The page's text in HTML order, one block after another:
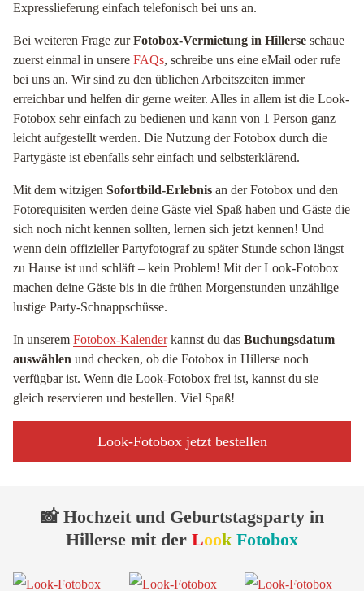
Expresslieferung einfach telefonisch bei uns an.
Bei weiteren Frage zurFotobox-Vermietung in Hillerse schaue
zuerst einmal in unsere FAQs, schreibe uns eine eMail oder rufe
bei uns an. Wir sind zu den üblichen Arbeitszeiten immer
erreichbar und helfen dir gerne weiter. Alles in allem ist die Look-
Fotobox sehr einfach zu bedienen und kann von 1 Person ganz
leicht aufgestellt werden. Die Nutzung der Fotobox durch die
Partygäste ist ebenfalls sehr einfach und selbsterklärend.
Mit dem witzigen Sofortbild-Erlebnis an der Fotobox und den
Fotorequisiten werden deine Gäste viel Spaß haben und Gäste die
sich noch nicht kennen sollten, lernen sich jetzt kennen! Und
wenn dein offizieller Partyfotograf zu später Stunde schon längst
zu Hause ist und schläft – kein Problem! Mit der Look-Fotobox
machen deine Gäste bis in die frühen Morgenstunden unzählige
lustige Party-Schnappschüsse.
In unserem Fotobox-Kalenderkannst du das Buchungsdatum
auswählen und checken, ob die Fotobox in Hillerse noch
verfügbar ist. Wenn die Look-Fotobox frei ist, kannst du sie
gleich reservieren und bestellen. Viel Spaß!
Look-Fotobox jetzt bestellen
📸 Hochzeit und Geburtstagsparty in
Hillerse mit der Look Fotobox